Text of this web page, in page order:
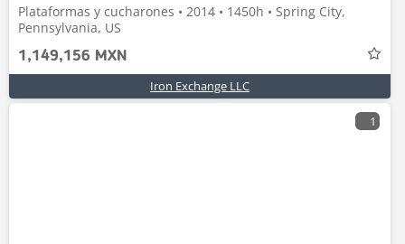
Plataformas y cucharones • 2014 • 1450h • Spring City,
Pennsylvania, US
1,149,156 MXN
Iron Exchange LLC
1